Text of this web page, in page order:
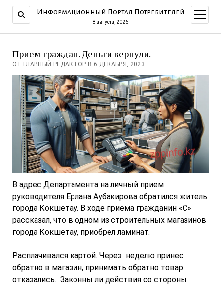
Информационный Портал Потребителей
8 августа, 2026
меню
Прием граждан. Деньги вернули.
ОТ ГЛАВНЫЙ РЕДАКТОР В 6 ДЕКАБРЯ, 2023
В адрес Департамента на личный прием
руководителя Ерлана Аубакирова обратился житель
города Кокшетау. В ходе приема гражданин «С»
рассказал, что в одном из строительных магазинов
города Кокшетау, приобрел ламинат.
Расплачивался картой. Через неделю принес
обратно в магазин, принимать обратно товар
отказались. Законны ли действия со стороны